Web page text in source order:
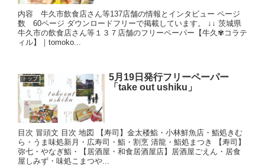
内容 牛久市飲食店さん等137店舗の情報とインタビュー ページ
数 60ページ ダウンロードフリーで掲載しています。 ↓↓ 茨城県
牛久市の飲食店さん等１３７店舗のフリーペーパー【牛久✾コラテ
ィル】｜tomoko...
トップ
5月19日発行フリーペーパー
「take out ushiku」
目次 冒頭文 目次 地図 【寿司】金太楼鮨・小林鮮魚店・鮨処きむ
ら・うま味処新月・広寿司・鮨・割烹 清龍・鮨処まつき 【寿司】
弥七・やなぎ鮨・【居酒屋・和食居酒屋店】居酒屋ごえん・居食
屋しみず・味処こまつや...